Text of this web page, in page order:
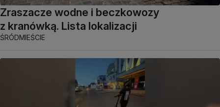
Zraszacze wodne i beczkowozy
z kranówką. Lista lokalizacji
ŚRÓDMIEŚCIE